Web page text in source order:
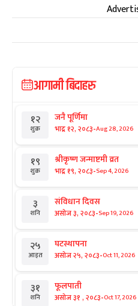
आगामी बिदाहरु
१२
शुक्र
जनै पूर्णिमा
भाद्र १२, २०८३-Aug 28, 2026
१९
शुक्र
श्रीकृष्ण जन्माष्टमी व्रत
भाद्र १९, २०८३-Sep 4, 2026
३
शनि
संविधान दिवस
असोज ३, २०८३-Sep 19, 2026
२५
आइत
घटस्थापना
असोज २५, २०८३-Oct 11, 2026
३१
शनि
फूलपाती
असोज ३१ , २०८३-Oct 17, 2026